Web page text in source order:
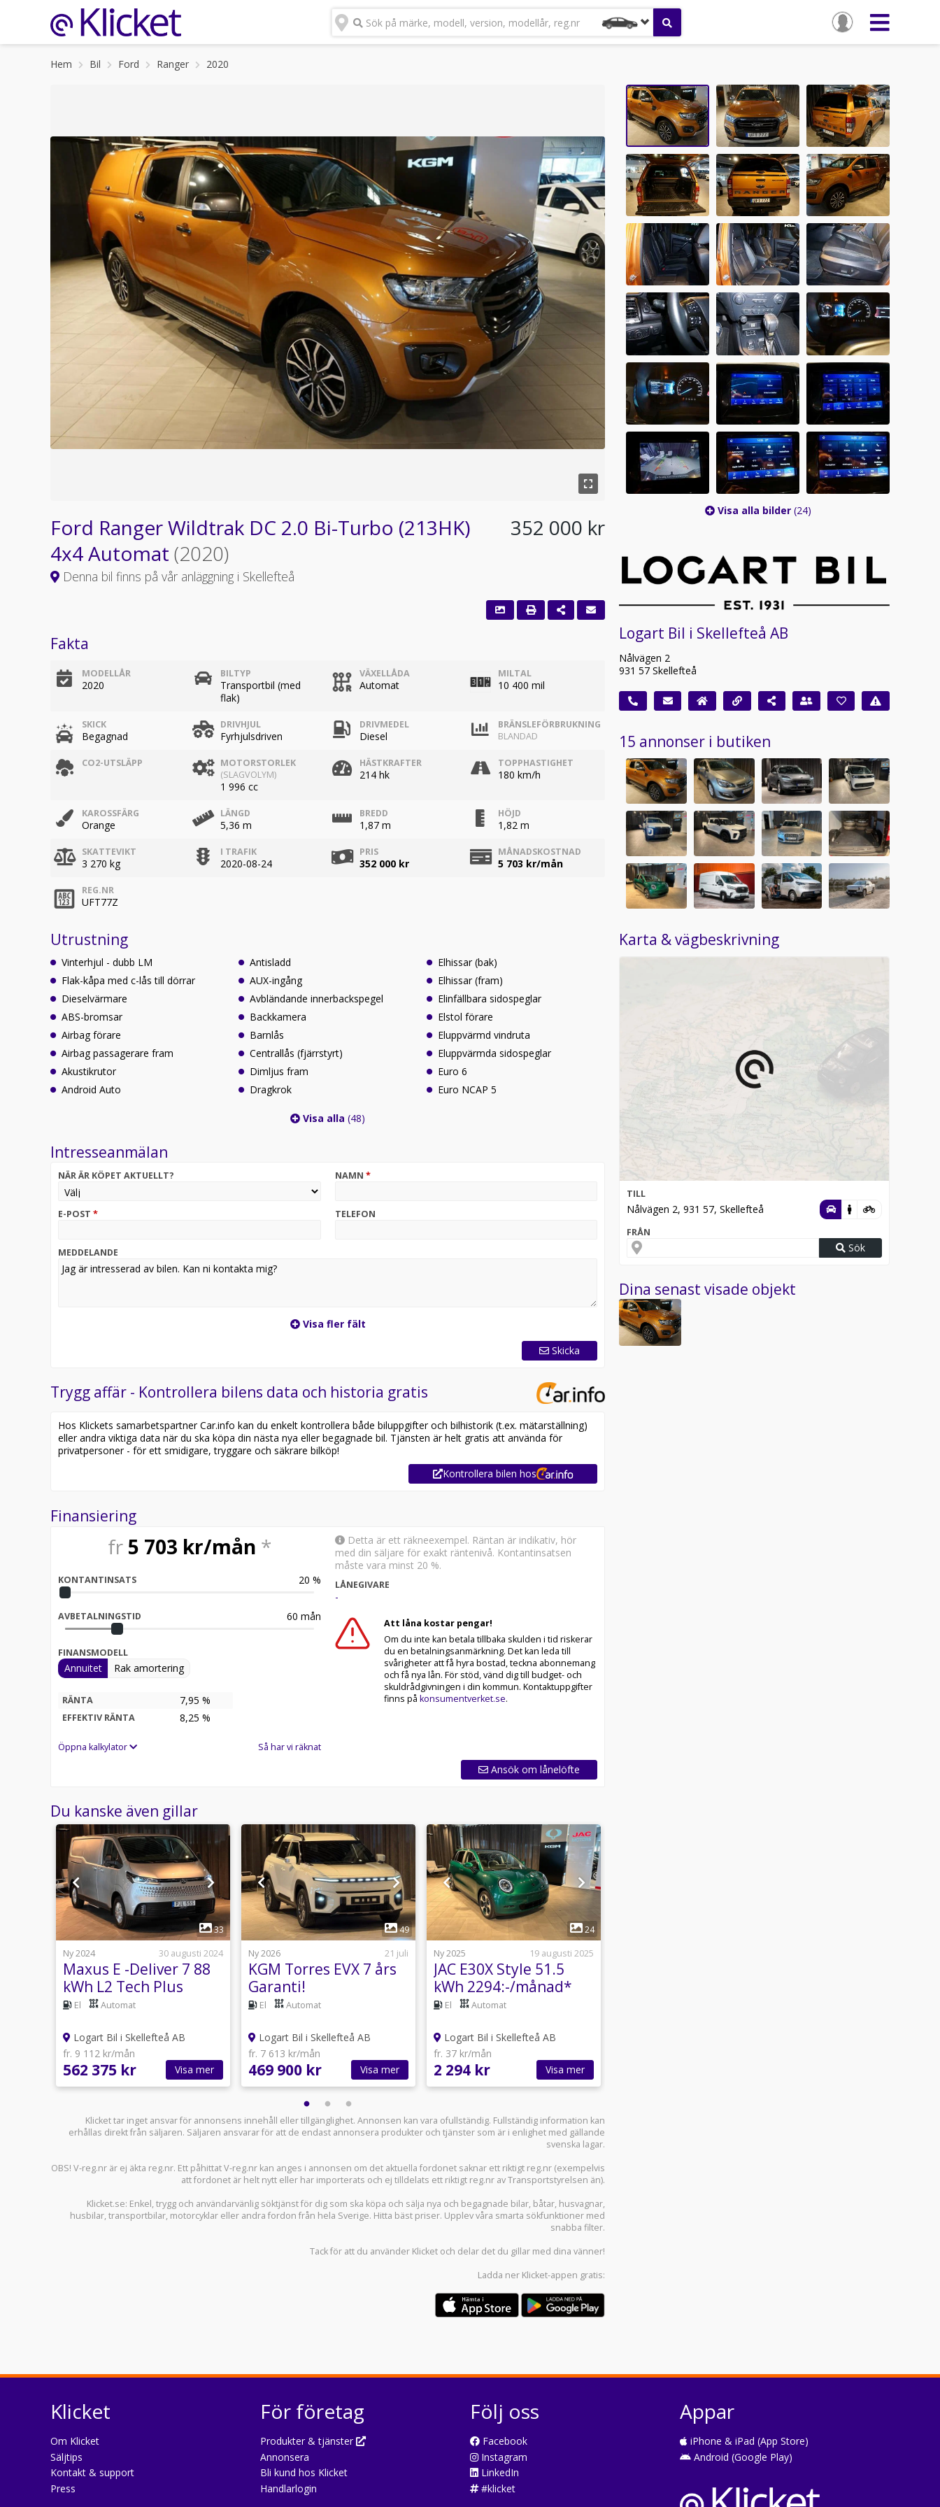
Sök på märke, modell, version, modellår, reg.nr
Hem Bil Ford Ranger 2020
Ford Ranger Wildtrak DC 2.0 Bi-Turbo (213HK)
4x4 Automat (2020)
Denna bil finns på vår anläggning i Skellefteå
352 000 kr
Fakta
MODELLÅR
2020
BILTYP
Transportbil (med
flak)
VÄXELLÅDA
Automat
MILTAL
10 400 mil
SKICK
Begagnad
DRIVHJUL
Fyrhjulsdriven
DRIVMEDEL
Diesel
BRÄNSLEFÖRBRUKNING
BLANDAD
CO2-UTSLÄPP
MOTORSTORLEK
(SLAGVOLYM)
1 996 cc
HÄSTKRAFTER
214 hk
TOPPHASTIGHET
180 km/h
KAROSSFÄRG
Orange
LÄNGD
5,36 m
BREDD
1,87 m
HÖJD
1,82 m
SKATTEVIKT
3 270 kg
I TRAFIK
2020-08-24
PRIS
352 000 kr
MÅNADSKOSTNAD
5 703 kr/mån
REG.NR
UFT77Z
Utrustning
Vinterhjul - dubb LM
Flak-kåpa med c-lås till dörrar
Dieselvärmare
ABS-bromsar
Airbag förare
Airbag passagerare fram
Akustikrutor
Android Auto
Antisladd
AUX-ingång
Avbländande innerbackspegel
Backkamera
Barnlås
Centrallås (fjärrstyrt)
Dimljus fram
Dragkrok
Elhissar (bak)
Elhissar (fram)
Elinfällbara sidospeglar
Elstol förare
Eluppvärmd vindruta
Eluppvärmda sidospeglar
Euro 6
Euro NCAP 5
Visa alla(48)
Intresseanmälan
NÄR ÄR KÖPET AKTUELLT? NAMN *
E-POST * TELEFON
MEDDELANDE
Visa fler fält
Skicka
Trygg affär - Kontrollera bilens data och historia gratis
Hos Klickets samarbetspartner Car.info kan du enkelt kontrollera både biluppgifter och bilhistorik (t.ex. mätarställning)
eller andra viktiga data när du ska köpa din nästa nya eller begagnade bil. Tjänsten är helt gratis att använda för
privatpersoner - för ett smidigare, tryggare och säkrare bilköp!
Kontrollera bilen hos
Finansiering
fr 5 703 kr/mån *
KONTANTINSATS 20 %
AVBETALNINGSTID 60 mån
FINANSMODELL
Annuitet Rak amortering
RÄNTA 7,95 %
EFFEKTIV RÄNTA 8,25 %
Öppna kalkylator Så har vi räknat
Detta är ett räkneexempel. Räntan är indikativ, hör
med din säljare för exakt räntenivå. Kontantinsatsen
måste vara minst 20 %.
LÅNEGIVARE
-
Att låna kostar pengar!
Om du inte kan betala tillbaka skulden i tid riskerar
du en betalningsanmärkning. Det kan leda till
svårigheter att få hyra bostad, teckna abonnemang
och få nya lån. För stöd, vänd dig till budget- och
skuldrådgivningen i din kommun. Kontaktuppgifter
finns på konsumentverket.se.
Ansök om lånelöfte
Du kanske även gillar
33
Ny 2024
30 augusti 2024
Maxus E -Deliver 7 88
kWh L2 Tech Plus
paket
El Automat
Logart Bil i Skellefteå AB
fr. 9 112 kr/mån
562 375 kr Visa mer
49
Ny 2026
21 juli
KGM Torres EVX 7 års
Garanti!
El Automat
Logart Bil i Skellefteå AB
fr. 7 613 kr/mån
469 900 kr Visa mer
1
24
Ny 2025
19 augusti 2025
JAC E30X Style 51.5
kWh 2294:-/månad*
El Automat
Logart Bil i Skellefteå AB
fr. 37 kr/mån
2 294 kr Visa mer
Klicket tar inget ansvar för annonsens innehåll eller tillgänglighet. Annonsen kan vara ofullständig. Fullständig information kan
erhållas direkt från säljaren. Säljaren ansvarar för att de endast annonsera produkter och tjänster som är i enlighet med gällande
svenska lagar.
OBS! V-reg.nr är ej äkta reg.nr. Ett påhittat V-reg.nr kan anges i annonsen om det aktuella fordonet saknar ett riktigt reg.nr (exempelvis
att fordonet är helt nytt eller har importerats och ej tilldelats ett riktigt reg.nr av Transportstyrelsen än).
Klicket.se: Enkel, trygg och användarvänlig söktjänst för dig som ska köpa och sälja nya och begagnade bilar, båtar, husvagnar,
husbilar,transportbilar, motorcyklar eller andra fordon från hela Sverige. Hitta bäst priser. Upplev våra smarta sökfunktioner med
snabba filter.
Tack för att du använder Klicket och delar det du gillar med dina vänner!
Ladda ner Klicket-appen gratis:
Visa alla bilder (24)
Logart Bil i Skellefteå AB
Nålvägen 2
931 57 Skellefteå
15 annonser i butiken
Karta & vägbeskrivning
TILL
Nålvägen 2, 931 57, Skellefteå
FRÅN
Sök
Dina senast visade objekt
Klicket
Om Klicket
Säljtips
Kontakt & support
Press
För företag
Produkter & tjänster
Annonsera
Bli kund hos Klicket
Handlarlogin
Följ oss
Facebook
Instagram
LinkedIn
#klicket
Appar
iPhone & iPad (App Store)
Android (Google Play)